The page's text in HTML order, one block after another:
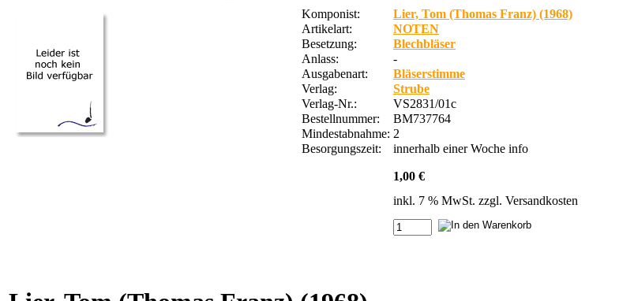
Komponist:
Lier, Tom (Thomas Franz) (1968)
Artikelart:
NOTEN
Besetzung:
Blechbläser
Anlass:
-
Ausgabenart:
Bläserstimme
Verlag:
Strube
Verlag-Nr.:
VS2831/01c
Bestellnummer:
BM737764
Mindestabnahme: 2
Besorgungszeit:
innerhalb einer Woche info
1,00 €
inkl. 7 % MwSt. zzgl. Versandkosten